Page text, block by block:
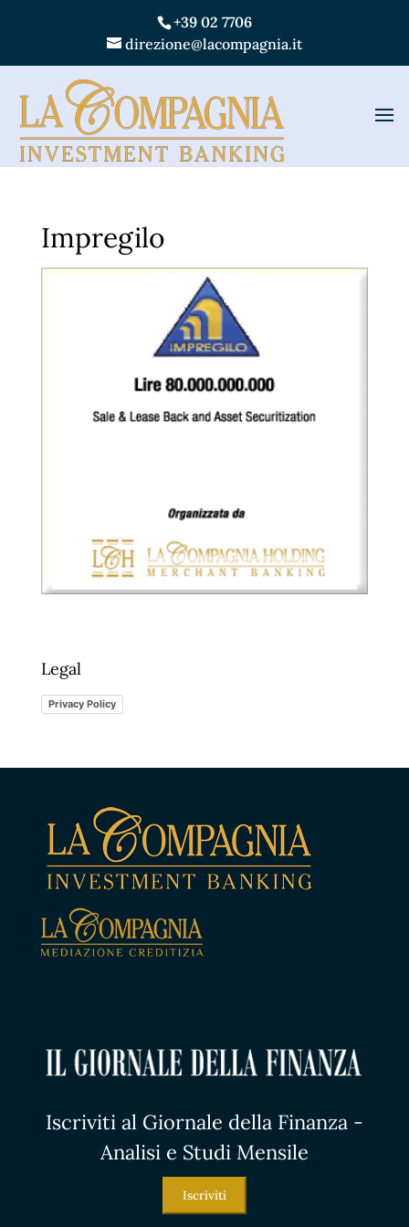
+39 02 7706
direzione@lacompagnia.it
Impregilo
Legal
Privacy Policy
Iscriviti al Giornale della Finanza -
Analisi e Studi Mensile
Iscriviti